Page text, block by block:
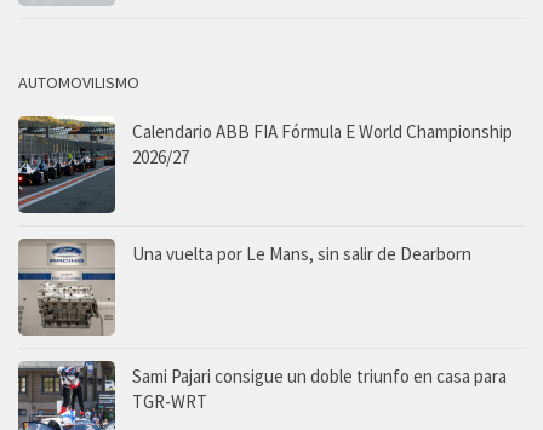
AUTOMOVILISMO
Calendario ABB FIA Fórmula E World Championship
2026/27
Una vuelta por Le Mans, sin salir de Dearborn
Sami Pajari consigue un doble triunfo en casa para
TGR-WRT